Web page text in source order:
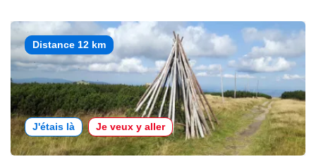
Distance 12 km
J'étais là Je veux y aller